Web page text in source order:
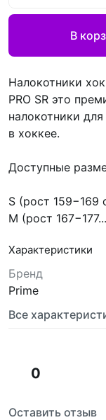
В
Налокотники
PRO SR это
налокотники
в хоккее.
Доступные
S (рост 159−169
M (рост 167−177...
Характеристики
Бренд
Prime
Все
0
Оставить отзыв